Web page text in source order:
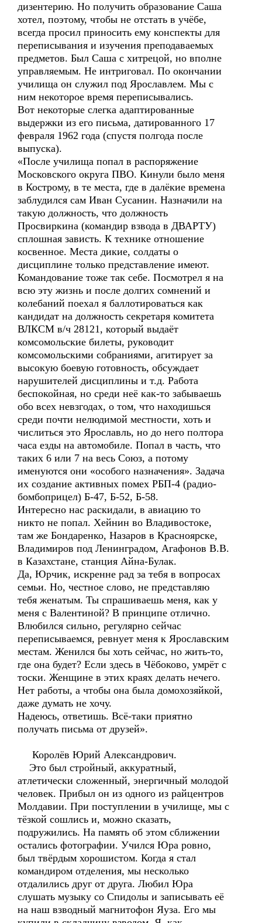
дизентерию. Но получить образование Саша
хотел, поэтому, чтобы не отстать в учёбе,
всегда просил приносить ему конспекты для
переписывания и изучения преподаваемых
предметов. Был Саша с хитрецой, но вполне
управляемым. Не интриговал. По окончании
училища он служил под Ярославлем. Мы с
ним некоторое время переписывались.
Вот некоторые слегка адаптированные
выдержки из его письма, датированного 17
февраля 1962 года (спустя полгода после
выпуска).
«После училища попал в распоряжение
Московского округа ПВО. Кинули было меня
в Кострому, в те места, где в далёкие времена
заблудился сам Иван Сусанин. Назначили на
такую должность, что должность
Просвиркина (командир взвода в ДВАРТУ)
сплошная зависть. К технике отношение
косвенное. Места дикие, солдаты о
дисциплине только представление имеют.
Командование тоже так себе. Посмотрел я на
всю эту жизнь и после долгих сомнений и
колебаний поехал я баллотироваться как
кандидат на должность секретаря комитета
ВЛКСМ в/ч 28121, который выдаёт
комсомольские билеты, руководит
комсомольскими собраниями, агитирует за
высокую боевую готовность, обсуждает
нарушителей дисциплины и т.д. Работа
беспокойная, но среди неё как-то забываешь
обо всех невзгодах, о том, что находишься
среди почти нелюдимой местности, хоть и
числиться это Ярославль, но до него полтора
часа езды на автомобиле. Попал в часть, что
таких 6 или 7 на весь Союз, а потому
именуются они «особого назначения». Задача
их создание активных помех РБП-4 (радио-
бомбоприцел) Б-47, Б-52, Б-58.
Интересно нас раскидали, в авиацию то
никто не попал. Хейнин во Владивостоке,
там же Бондаренко, Назаров в Красноярске,
Владимиров под Ленинградом, Агафонов В.В.
в Казахстане, станция Айна-Булак.
Да, Юрчик, искренне рад за тебя в вопросах
семьи. Но, честное слово, не представляю
тебя женатым. Ты спрашиваешь меня, как у
меня с Валентиной? В принципе отлично.
Влюбился сильно, регулярно сейчас
переписываемся, ревнует меня к Ярославским
местам. Женился бы хоть сейчас, но жить-то,
где она будет? Если здесь в Чёбоково, умрёт с
тоски. Женщине в этих краях делать нечего.
Нет работы, а чтобы она была домохозяйкой,
даже думать не хочу.
Надеюсь, ответишь. Всё-таки приятно
получать письма от друзей».
Королёв Юрий Александрович.
Это был стройный, аккуратный,
атлетически сложенный, энергичный молодой
человек. Прибыл он из одного из райцентров
Молдавии. При поступлении в училище, мы с
тёзкой сошлись и, можно сказать,
подружились. На память об этом сближении
остались фотографии. Учился Юра ровно,
был твёрдым хорошистом. Когда я стал
командиром отделения, мы несколько
отдалились друг от друга. Любил Юра
слушать музыку со Спидолы и записывать её
на наш взводный магнитофон Яуза. Его мы